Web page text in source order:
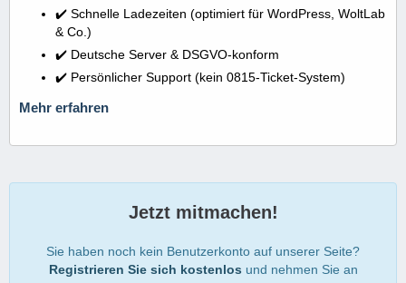
✔️ Schnelle Ladezeiten (optimiert für WordPress, WoltLab
& Co.)
✔️ Deutsche Server & DSGVO-konform
✔️ Persönlicher Support (kein 0815-Ticket-System)
Mehr erfahren
Jetzt mitmachen!
Sie haben noch kein Benutzerkonto auf unserer Seite?
Registrieren Sie sich kostenlos und nehmen Sie an